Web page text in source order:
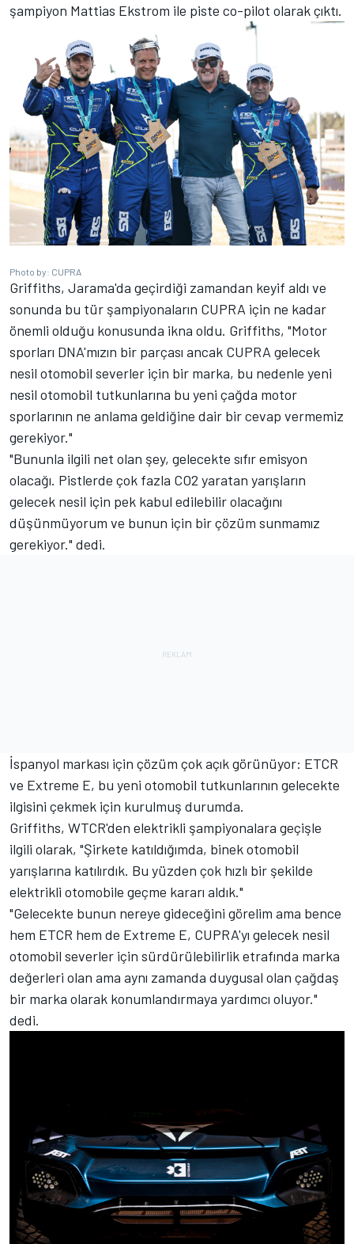
şampiyon Mattias Ekstrom ile piste co-pilot olarak çıktı.
Photo by: CUPRA
Griffiths, Jarama'da geçirdiği zamandan keyif aldı ve
sonunda bu tür şampiyonaların CUPRA için ne kadar
önemli olduğu konusunda ikna oldu. Griffiths, "Motor
sporları DNA'mızın bir parçası ancak CUPRA gelecek
nesil otomobil severler için bir marka, bu nedenle yeni
nesil otomobil tutkunlarına bu yeni çağda motor
sporlarının ne anlama geldiğine dair bir cevap vermemiz
gerekiyor."
"Bununla ilgili net olan şey, gelecekte sıfır emisyon
olacağı. Pistlerde çok fazla CO2 yaratan yarışların
gelecek nesil için pek kabul edilebilir olacağını
düşünmüyorum ve bunun için bir çözüm sunmamız
gerekiyor." dedi.
İspanyol markası için çözüm çok açık görünüyor: ETCR
ve Extreme E, bu yeni otomobil tutkunlarının gelecekte
ilgisini çekmek için kurulmuş durumda.
Griffiths, WTCR'den elektrikli şampiyonalara geçişle
ilgili olarak, "Şirkete katıldığımda, binek otomobil
yarışlarına katılırdık. Bu yüzden çok hızlı bir şekilde
elektrikli otomobile geçme kararı aldık."
"Gelecekte bunun nereye gideceğini görelim ama bence
hem ETCR hem de Extreme E, CUPRA'yı gelecek nesil
otomobil severler için sürdürülebilirlik etrafında marka
değerleri olan ama aynı zamanda duygusal olan çağdaş
bir marka olarak konumlandırmaya yardımcı oluyor."
dedi.